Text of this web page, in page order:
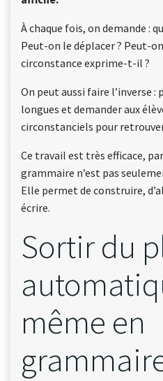
À chaque fois, on demande :
Peut-on le déplacer ? Peut-
circonstance exprime-t-il ?
On peut aussi faire l’inverse :
longues et demander aux
circonstanciels pour
Ce travail est très efficace,
grammaire n’est pas
Elle permet de construire,
écrire.
Sortir du
même en